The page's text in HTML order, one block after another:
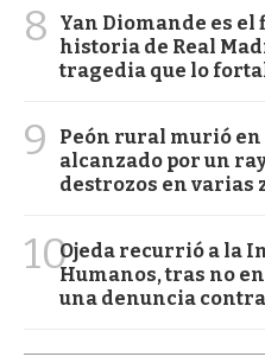
8
Yan Diomande es el
historia de Real
tragedia que lo
9
Peón rural murió
alcanzado por un
destrozos en varias
10Ojeda recurrió a la
Humanos, tras no
una denuncia